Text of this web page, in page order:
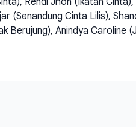
(Senandung Cinta Lilis),
Berujung), Anindya Caroline